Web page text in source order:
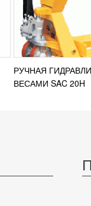
РУЧНАЯ
ВЕСАМИ SAC 20H